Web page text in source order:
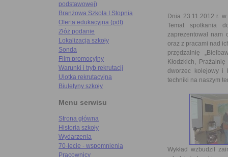
podstawowej)
Branżowa Szkoła I Stopnia
Oferta edukacyjna (pdf)
Złóż podanie
Lokalizacja szkoły
Sonda
Film promocyjny
Warunki i tryb rekrutacji
Ulotka rekrutacyjna
Biuletyny szkoły
Menu serwisu
Strona główna
Historia szkoły
Wydarzenia
70-lecie - wspomnienia
Pracownicy
Dnia 23.11.2012 r.
Temat spotkania
zaprezentował
oraz z pracami nad
przędzalnię
Kłodzkich,
dworzec kolejowy i
techniki na naszym
Wykład wzbudził